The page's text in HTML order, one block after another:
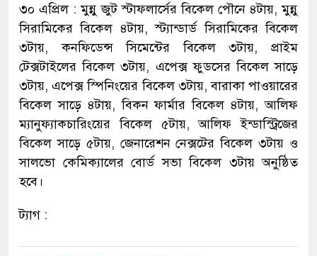
৩০ এপ্রিল : মুন্নু জুট স্টাফলার্সের বিকেল পৌনে ৪টায়, মুন্নু
সিরামিকের বিকেল ৪টায়, স্ট্যান্ডার্ড সিরামিকের বিকেল
৩টায়, কনফিডেন্স সিমেন্টের বিকেল ৩টায়, প্রাইম
টেক্সটাইলের বিকেল ৩টায়, এপেক্স ফুডসের বিকেল সাড়ে
৩টায়, এপেক্স স্পিনিংয়ের বিকেল ৩টায়, বারাকা পাওয়ারের
বিকেল সাড়ে ৪টায়, বিকন ফার্মার বিকেল ৪টায়, আলিফ
ম্যানুফ্যাকচারিংয়ের বিকেল ৫টায়, আলিফ ইন্ডাস্ট্রিজের
বিকেল সাড়ে ৫টায়, জেনারেশন নেক্সটের বিকেল ৩টায় ও
সালভো কেমিক্যালের বোর্ড সভা বিকেল ৩টায় অনুষ্ঠিত
হবে।
ট্যাগ :